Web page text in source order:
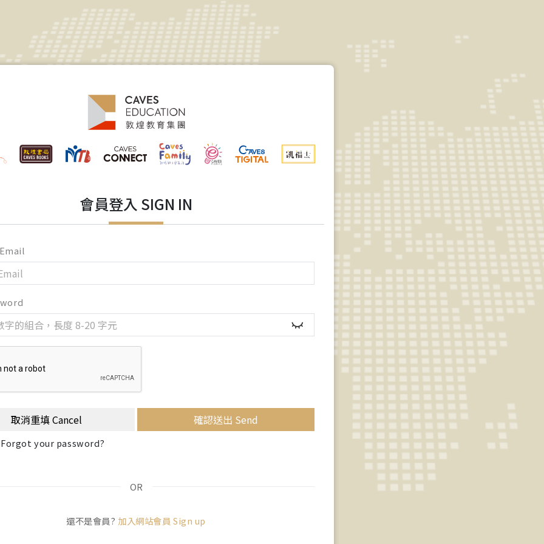
會員登入 SIGN IN
取消重填 Cancel 確認送出 Send
Forgot your password?
OR
還不是會員? 加入網站會員 Sign up